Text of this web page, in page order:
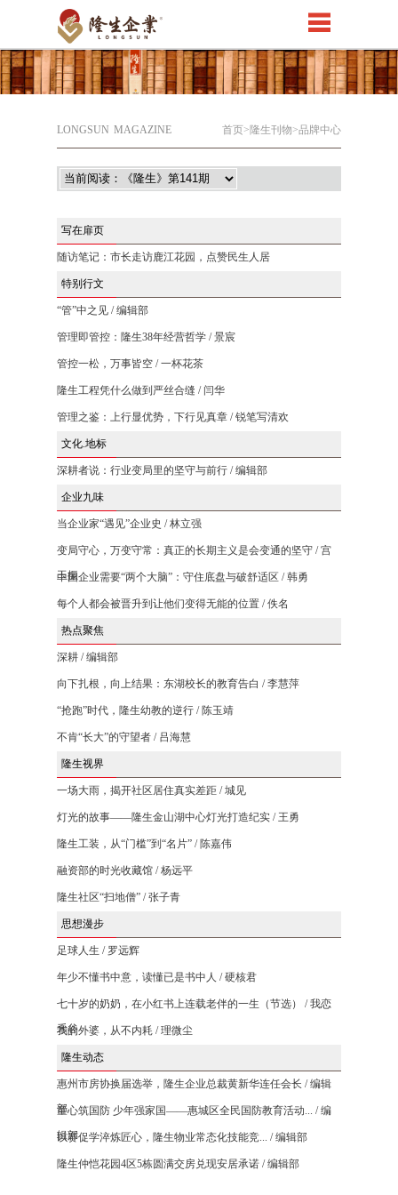
LONGSUN MAGAZINE 首页>隆生刊物>品牌中心
写在扉页
随访笔记：市长走访鹿江花园，点赞民生人居
特别行文
“管”中之见 / 编辑部
管理即管控：隆生38年经营哲学 / 景宸
管控一松，万事皆空 / 一杯花茶
隆生工程凭什么做到严丝合缝 / 闫华
管理之鉴：上行显优势，下行见真章 / 锐笔写清欢
文化.地标
深耕者说：行业变局里的坚守与前行 / 编辑部
企业九味
当企业家“遇见”企业史 / 林立强
变局守心，万变守常：真正的长期主义是会变通的坚守 / 宫
玉振
中国企业需要“两个大脑”：守住底盘与破舒适区 / 韩勇
每个人都会被晋升到让他们变得无能的位置 / 佚名
热点聚焦
深耕 / 编辑部
向下扎根，向上结果：东湖校长的教育告白 / 李慧萍
“抢跑”时代，隆生幼教的逆行 / 陈玉靖
不肯“长大”的守望者 / 吕海慧
隆生视界
一场大雨，揭开社区居住真实差距 / 城见
灯光的故事——隆生金山湖中心灯光打造纪实 / 王勇
隆生工装，从“门槛”到“名片” / 陈嘉伟
融资部的时光收藏馆 / 杨远平
隆生社区“扫地僧” / 张子青
思想漫步
足球人生 / 罗远辉
年少不懂书中意，读懂已是书中人 / 硬核君
七十岁的奶奶，在小红书上连载老伴的一生（节选） / 我恋
禾谷
我的外婆，从不内耗 / 理微尘
隆生动态
惠州市房协换届选举，隆生企业总裁黄新华连任会长 / 编辑
部
童心筑国防 少年强家国——惠城区全民国防教育活动... / 编
辑部
以赛促学淬炼匠心，隆生物业常态化技能竞... / 编辑部
隆生仲恺花园4区5栋圆满交房兑现安居承诺 / 编辑部